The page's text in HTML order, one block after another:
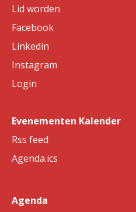
Lid worden
Facebook
Linkedin
Instagram
Login
Evenementen Kalender
Rss feed
Agenda.ics
Agenda